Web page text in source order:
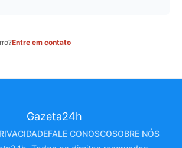
Entre em contato
FALE CONOSCOSOBRE NÓS